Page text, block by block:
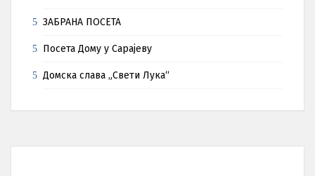
ЗАБРАНА ПОСЕТА
Посета Дому у Сарајеву
Домска слава „Свети Лука“